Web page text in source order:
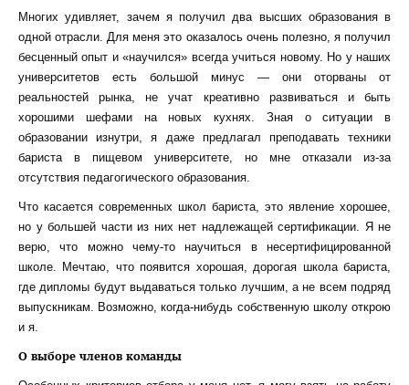
Многих удивляет, зачем я получил два высших образования в
одной отрасли. Для меня это оказалось очень полезно, я получил
бесценный опыт и «научился» всегда учиться новому. Но у наших
университетов есть большой минус — они оторваны от
реальностей рынка, не учат креативно развиваться и быть
хорошими шефами на новых кухнях. Зная о ситуации в
образовании изнутри, я даже предлагал преподавать техники
бариста в пищевом университете, но мне отказали из-за
отсутствия педагогического образования.
Что касается современных школ бариста, это явление хорошее,
но у большей части из них нет надлежащей сертификации. Я не
верю, что можно чему-то научиться в несертифицированной
школе. Мечтаю, что появится хорошая, дорогая школа бариста,
где дипломы будут выдаваться только лучшим, а не всем подряд
выпускникам. Возможно, когда-нибудь собственную школу открою
и я.
О выборе членов команды